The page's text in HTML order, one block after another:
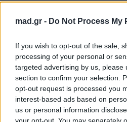
mad.gr - Do Not Process My
If you wish to opt-out of the sale,
processing of your personal or
targeted advertising by us, please
section to confirm your selection.
opt-out request is processed you
interest-based ads based on
us or personal information
Ανατροπές στα
Eurovision 2026: Τα
Ημιτελικού – Ο Akylas